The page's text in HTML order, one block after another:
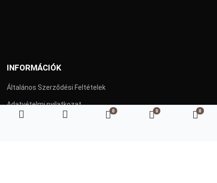
Kedvenc termékeim
0 Összehasonlítás
0 Kosár
0
INFORMÁCIÓK
Általános Szerződési Feltételek
Adatvételmi nyilatkozat